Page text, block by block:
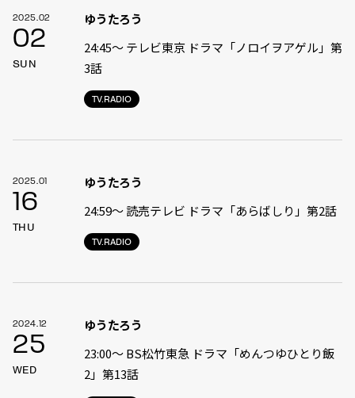
2025.02
02
SUN
TV.RADIO
ゆうたろう
24:45〜 テレビ東京 ドラマ「ノロイヲアゲル」第
3話
2025.01
16
THU
TV.RADIO
ゆうたろう
24:59〜 読売テレビ ドラマ「あらばしり」第2話
2024.12
25
WED
ゆうたろう
23:00〜 BS松竹東急 ドラマ「めんつゆひとり飯
2」第13話